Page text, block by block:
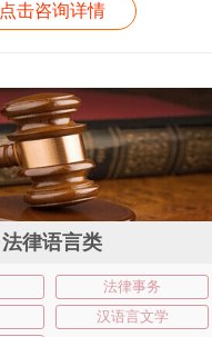
点击咨询详情
法律语言类
法律事务
汉语言文学